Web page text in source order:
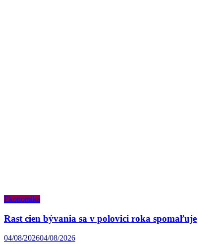
Ekonomika
Rast cien bývania sa v polovici roka spomaľuje
04/08/202604/08/2026